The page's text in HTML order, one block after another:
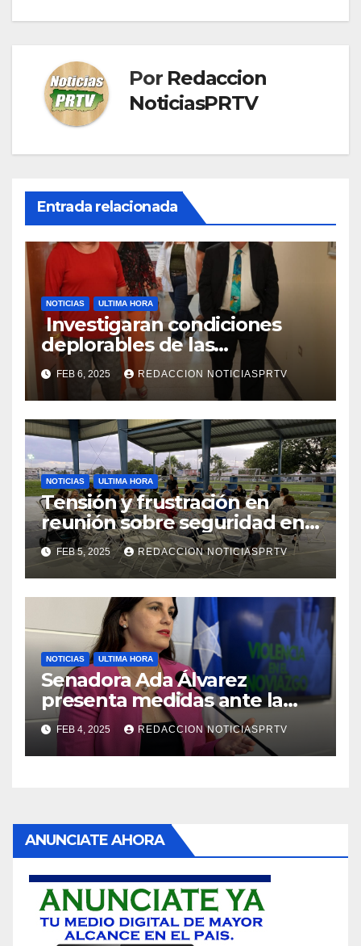
Por Redaccion
NoticiasPRTV
Entrada relacionada
NOTICIAS ULTIMA HORA
Investigaran condiciones
deplorables de las
facilidades el Departamento
de la Salud en Mayagüez
FEB 6, 2025 REDACCION NOTICIASPRTV
NOTICIAS ULTIMA HORA
Tensión y frustración en
reunión sobre seguridad en
Reparto Metropolitano
FEB 5, 2025 REDACCION NOTICIASPRTV
NOTICIAS ULTIMA HORA
Senadora Ada Álvarez
presenta medidas ante la
violencia en el noviazgo
FEB 4, 2025 REDACCION NOTICIASPRTV
ANUNCIATE AHORA